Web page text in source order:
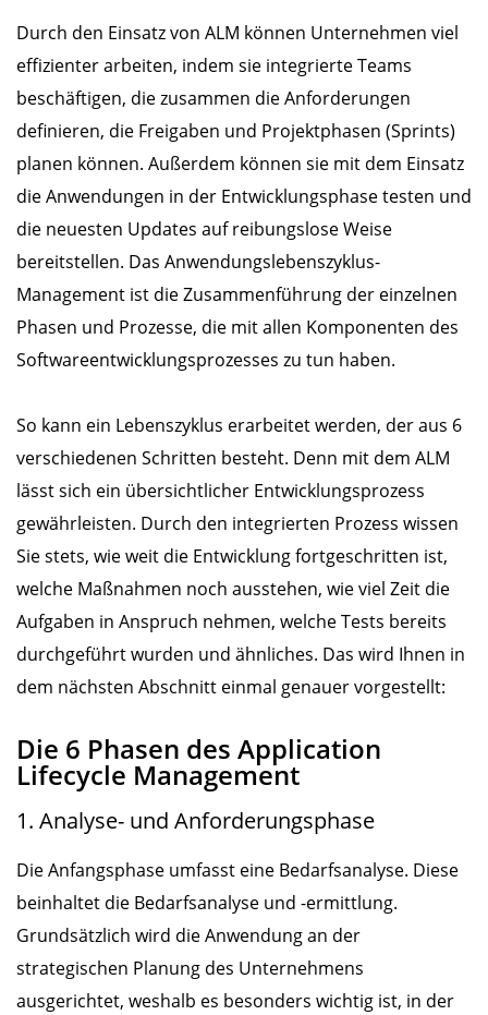
Durch den Einsatz von ALM können Unternehmen viel
effizienter arbeiten, indem sie integrierte Teams
beschäftigen, die zusammen die Anforderungen
definieren, die Freigaben und Projektphasen (Sprints)
planen können. Außerdem können sie mit dem Einsatz
die Anwendungen in der Entwicklungsphase testen und
die neuesten Updates auf reibungslose Weise
bereitstellen. Das Anwendungslebenszyklus-
Management ist die Zusammenführung der einzelnen
Phasen und Prozesse, die mit allen Komponenten des
Softwareentwicklungsprozesses zu tun haben.
So kann ein Lebenszyklus erarbeitet werden, der aus 6
verschiedenen Schritten besteht. Denn mit dem ALM
lässt sich ein übersichtlicher Entwicklungsprozess
gewährleisten. Durch den integrierten Prozess wissen
Sie stets, wie weit die Entwicklung fortgeschritten ist,
welche Maßnahmen noch ausstehen, wie viel Zeit die
Aufgaben in Anspruch nehmen, welche Tests bereits
durchgeführt wurden und ähnliches. Das wird Ihnen in
dem nächsten Abschnitt einmal genauer vorgestellt:
Die 6 Phasen des Application
Lifecycle Management
1. Analyse- und Anforderungsphase
Die Anfangsphase umfasst eine Bedarfsanalyse. Diese
beinhaltet die Bedarfsanalyse und -ermittlung.
Grundsätzlich wird die Anwendung an der
strategischen Planung des Unternehmens
ausgerichtet, weshalb es besonders wichtig ist, in der